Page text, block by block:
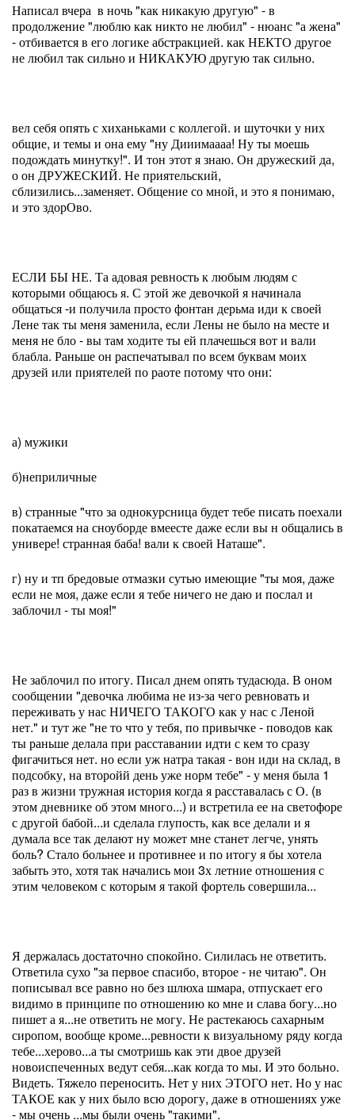
Написал вчера в ночь "как никакую другую" - в
продолжение "люблю как никто не любил" - нюанс "а жена"
- отбивается в его логике абстракцией. как НЕКТО другое
не любил так сильно и НИКАКУЮ другую так сильно.
вел себя опять с хиханьками с коллегой. и шуточки у них
общие, и темы и она ему "ну Дииимаааа! Ну ты моешь
подождать минутку!". И тон этот я знаю. Он дружеский да,
о он ДРУЖЕСКИЙ. Не приятельский,
сблизились...заменяет. Общение со мной, и это я понимаю,
и это здорОво.
ЕСЛИ БЫ НЕ. Та адовая ревность к любым людям с
которыми общаюсь я. С этой же девочкой я начинала
общаться -и получила просто фонтан дерьма иди к своей
Лене так ты меня заменила, если Лены не было на месте и
меня не бло - вы там ходите ты ей плачешься вот и вали
блабла. Раньше он распечатывал по всем буквам моих
друзей или приятелей по раоте потому что они:
а) мужики
б)неприличные
в) странные "что за однокурсница будет тебе писать поехали
покатаемся на сноуборде вмеесте даже если вы н общались в
универе! странная баба! вали к своей Наташе".
г) ну и тп бредовые отмазки сутью имеющие "ты моя, даже
если не моя, даже если я тебе ничего не даю и послал и
заблочил - ты моя!"
Не заблочил по итогу. Писал днем опять тудасюда. В оном
сообщении "девочка любима не из-за чего ревновать и
переживать у нас НИЧЕГО ТАКОГО как у нас с Леной
нет." и тут же "не то что у тебя, по привычке - поводов как
ты раньше делала при расставании идти с кем то сразу
фигачиться нет. но если уж натра такая - вон иди на склад, в
подсобку, на второйй день уже норм тебе" - у меня была 1
раз в жизни тружная история когда я расставалась с О. (в
этом дневнике об этом много...) и встретила ее на светофоре
с другой бабой...и сделала глупость, как все делали и я
думала все так делают ну может мне станет легче, унять
боль? Стало больнее и противнее и по итогу я бы хотела
забыть это, хотя так начались мои 3х летние отношения с
этим человеком с которым я такой фортель совершила...
Я держалась достаточно спокойно. Силилась не ответить.
Ответила сухо "за первое спасибо, второе - не читаю". Он
пописывал все равно но без шлюха шмара, отпускает его
видимо в принципе по отношению ко мне и слава богу...но
пишет а я...не ответить не могу. Не растекаюсь сахарным
сиропом, вообще кроме...ревности к визуальному ряду когда
тебе...херово...а ты смотришь как эти двое друзей
новоиспеченных ведут себя...как когда то мы. И это больно.
Видеть. Тяжело переносить. Нет у них ЭТОГО нет. Но у нас
ТАКОЕ как у них было всю дорогу, даже в отношениях уже
- мы очень ...мы были очень "такими".